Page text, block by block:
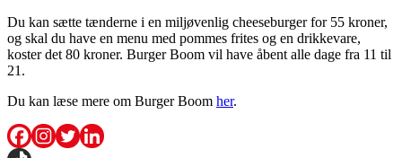
Du kan sætte tænderne i en miljøvenlig cheeseburger for 55 kroner,
og skal du have en menu med pommes frites og en drikkevare,
koster det 80 kroner. Burger Boom vil have åbent alle dage fra 11 til
21.
Du kan læse mere om Burger Boom her.